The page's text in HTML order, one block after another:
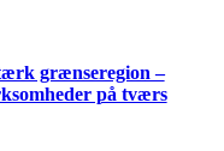
grænseregion –
på tværs